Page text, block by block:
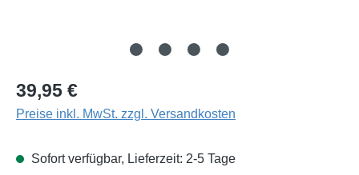
Regulärer Preis:
39,95 €
Preise inkl. MwSt. zzgl. Versandkosten
Sofort verfügbar, Lieferzeit: 2-5 Tage